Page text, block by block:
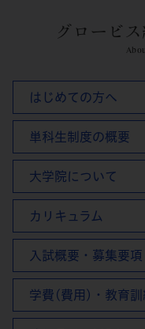
グロービ
はじめての方へ
単科生制度の概要
大学院について
カリキュラム
入試概要・募集要項
学費(費用)・教育訓